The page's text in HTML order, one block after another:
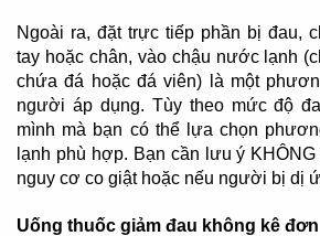
Ngoài ra, đặt trực tiếp phần bị đau,
tay hoặc chân, vào chậu nước lạnh
chứa đá hoặc đá viên) là một
người áp dụng. Tùy theo mức độ
mình mà bạn có thể lựa chọn
lạnh phù hợp. Bạn cần lưu ý
nguy cơ co giật hoặc nếu người bị dị
Uống thuốc giảm đau không kê đơn